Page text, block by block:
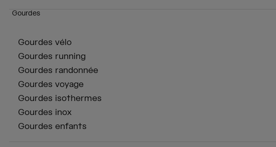
Gourdes
Gourdes vélo
Gourdes running
Gourdes randonnée
Gourdes voyage
Gourdes isothermes
Gourdes inox
Gourdes enfants